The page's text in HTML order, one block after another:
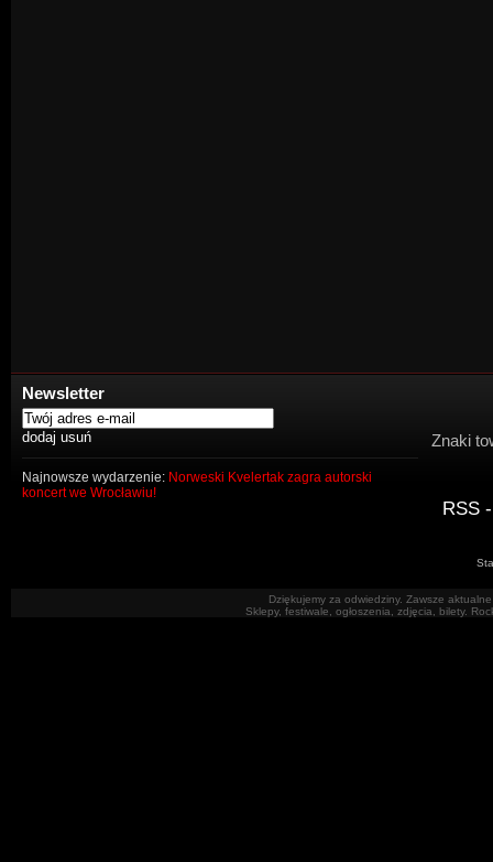
Newsletter
Najnowsze wydarzenie: Norweski Kvelertak zagra autorski
koncert we Wrocławiu!
Znaki
RSS
Dziękujemy za odwiedziny. Zawsze
Sklepy, festiwale, ogłoszenia, zdjęcia, bilety.